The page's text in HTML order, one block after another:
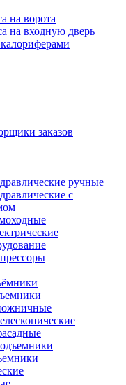
на ворота
на входную дверь
заказов
ручные
с